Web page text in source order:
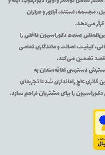
مجسمه، استند، آباژور و هزاران
قرار می‌دهد.
بین‌المللی صنعت دکوراسیون داخلی را
کیفیت، اصالت و ماندگاری تمامی
مقصد تضمین می‌کند.
و گسترش دسترسی علاقه‌مندان به
عاج راه‌اندازی شد تا تجربه‌ای
را برای مشتریان فراهم سازد.